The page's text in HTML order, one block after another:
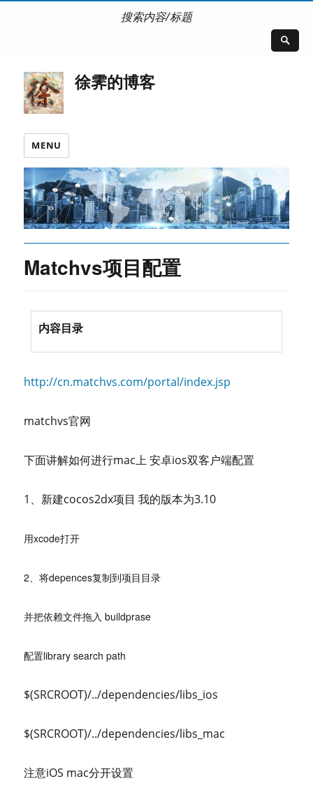
搜索内容/标题
徐霁的博客
MENU
Matchvs项目配置
内容目录
http://cn.matchvs.com/portal/index.jsp
matchvs官网
下面讲解如何进行mac上 安卓ios双客户端配置
1、新建cocos2dx项目 我的版本为3.10
用xcode打开
2、将depences复制到项目目录
并把依赖文件拖入 buildprase
配置library search path
$(SRCROOT)/../dependencies/libs_ios
$(SRCROOT)/../dependencies/libs_mac
注意iOS mac分开设置